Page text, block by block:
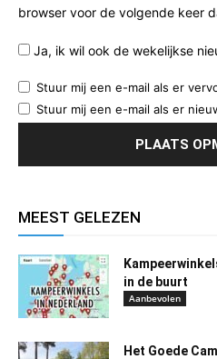
browser voor de volgende keer
Ja, ik wil ook de wekelijkse
Stuur mij een e-mail als er
Stuur mij een e-mail als er
MEEST GELEZEN
in de buurt
Aanbevolen
Het Goede